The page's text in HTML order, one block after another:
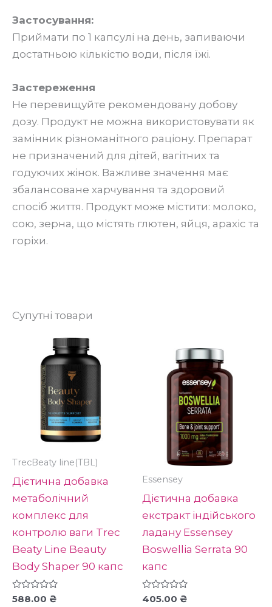
Застосування:
Приймати по 1 капсулі на день, запиваючи
достатньою кількістю води, після їжі.
Застереження
Не перевищуйте рекомендовану добову
дозу. Продукт не можна використовувати як
замінник різноманітного раціону. Препарат
не призначений для дітей, вагітних та
годуючих жінок. Важливе значення має
збалансоване харчування та здоровий
спосіб життя. Продукт може містити: молоко,
сою, зерна, що містять глютен, яйця, арахіс та
горіхи.
Супутні товари
TrecBeaty line(TBL)
Дієтична добавка
метаболічний
комплекс для
контролю ваги Trec
Beaty Line Beauty
Body Shaper 90 капс
Оцінено
588.00 ₴
Essensey
Дієтична добавка
екстракт індійського
ладану Essensey
Boswellia Serrata 90
капс
Оцінено
405.00 ₴